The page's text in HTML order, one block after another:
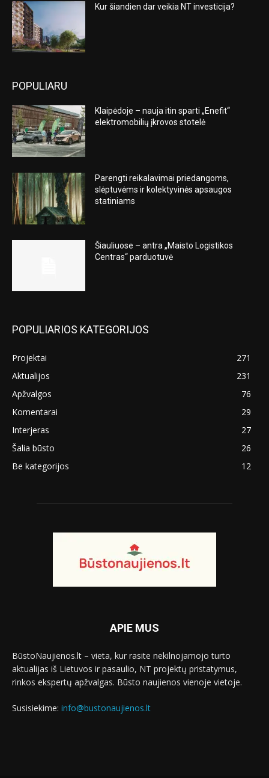
Kur šiandien dar veikia NT investicija?
POPULIARU
Klaipėdoje – nauja itin sparti „Enefit“
elektromobilių įkrovos stotelė
Parengti reikalavimai priedangoms,
slėptuvėms ir kolektyvinės apsaugos
statiniams
Šiauliuose – antra „Maisto Logistikos
Centras“ parduotuvė
POPULIARIOS KATEGORIJOS
Projektai
271
Aktualijos
231
Apžvalgos
76
Komentarai
29
Interjeras
27
Šalia būsto
26
Be kategorijos
12
APIE MUS
BūstoNaujienos.lt – vieta, kur rasite nekilnojamojo turto
aktualijas iš Lietuvos ir pasaulio, NT projektų pristatymus,
rinkos ekspertų apžvalgas. Būsto naujienos vienoje vietoje.
Susisiekime: info@bustonaujienos.lt